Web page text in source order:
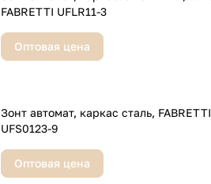
FABRETTI UFLR11-3
Оптовая цена
Зонт автомат, каркас сталь, FABRETTI
UFS0123-9
Оптовая цена